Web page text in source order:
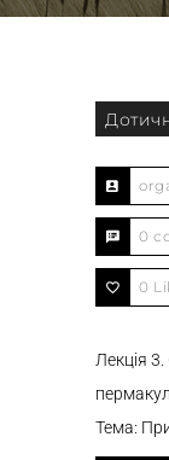
0
0
Лекція
Тема: